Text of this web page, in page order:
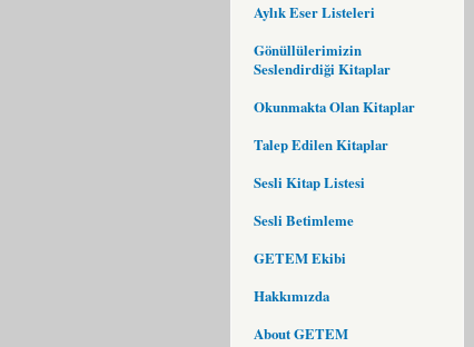
Aylık Eser Listeleri
Gönüllülerimizin
Seslendirdiği Kitaplar
Okunmakta Olan Kitaplar
Talep Edilen Kitaplar
Sesli Kitap Listesi
Sesli Betimleme
GETEM Ekibi
Hakkımızda
About GETEM